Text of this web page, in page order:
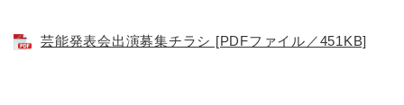
芸能発表会出演募集チラシ [PDFファイル／451KB]